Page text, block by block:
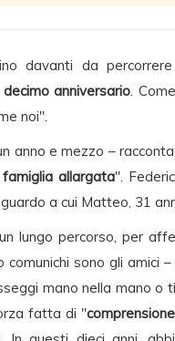
davanti da percorrere
anniversario.
noi".
anno e mezzo –
famiglia allargata".
a cui Matteo, 31
lungo percorso, per
comunichi sono gli
mano nella mano o
fatta di "